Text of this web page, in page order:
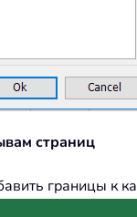
страниц
границы к